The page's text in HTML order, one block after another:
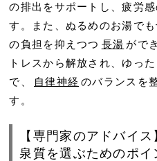
の排出をサポートし、疲労
す。また、ぬるめのお湯で
の負担を抑えつつ 長湯 がで
トレスから解放され、ゆっ
で、
自律神経 のバランスを
す。
【専門家のアドバイ
泉質を選ぶためのポイ